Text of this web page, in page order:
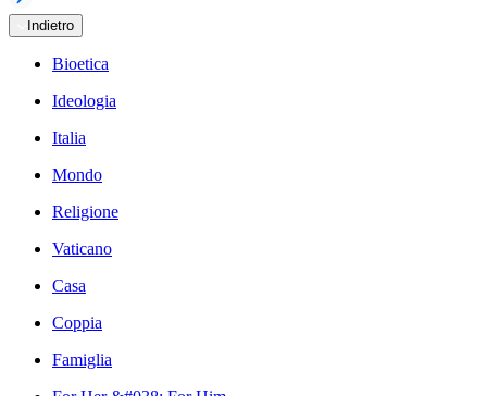
Indietro
Bioetica
Ideologia
Italia
Mondo
Religione
Vaticano
Casa
Coppia
Famiglia